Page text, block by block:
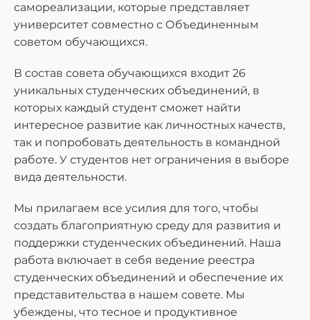
самореализации, которые представляет
университет совместно с Объединенным
советом обучающихся.
В состав совета обучающихся входит 26
уникальных студенческих объединений, в
которых каждый студент сможет найти
интересное развитие как личностных качеств,
так и попробовать деятельность в командной
работе. У студентов нет ограничения в выборе
вида деятельности.
Мы прилагаем все усилия для того, чтобы
создать благоприятную среду для развития и
поддержки студенческих объединений. Наша
работа включает в себя ведение реестра
студенческих объединений и обеспечение их
представительства в нашем совете. Мы
убеждены, что тесное и продуктивное